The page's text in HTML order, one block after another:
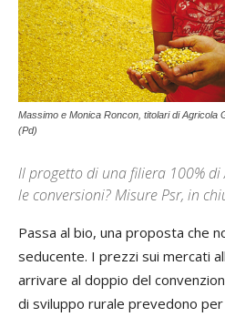
Massimo e Monica Roncon, titolari di Agricola
(Pd)
Il progetto di una filiera 100%
le conversioni? Misure Psr, in
Passa al bio, una proposta che
seducente. I prezzi sui mercati
arrivare al doppio del
di sviluppo rurale prevedono